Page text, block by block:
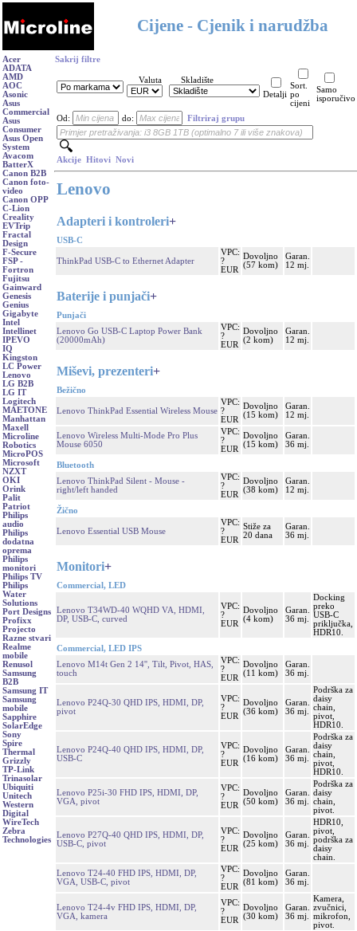
Cijene - Cjenik i narudžba
Acer
ADATA
AMD
AOC
Asonic
Asus
Commercial
Asus
Consumer
Asus Open
System
Avacom
BatterX
Canon B2B
Canon foto-
video
Canon OPP
C-Lion
Creality
EVTrip
Fractal
Design
F-Secure
FSP -
Fortron
Fujitsu
Gainward
Genesis
Genius
Gigabyte
Intel
Intellinet
IPEVO
IQ
Kingston
LC Power
Lenovo
LG B2B
LG IT
Logitech
MAETONE
Manhattan
Maxell
Microline
Robotics
MicroPOS
Microsoft
NZXT
OKI
Orink
Palit
Patriot
Philips
audio
Philips
dodatna
oprema
Philips
monitori
Philips TV
Philips
Water
Solutions
Port Designs
Profixx
Projecto
Razne stvari
Realme
mobile
Renusol
Samsung
B2B
Samsung IT
Samsung
mobile
Sapphire
SolarEdge
Sony
Spire
Thermal
Grizzly
TP-Link
Trinasolar
Ubiquiti
Unitech
Western
Digital
WireTech
Zebra
Technologies
Sakrij filtre
Valuta
Skladište
Detalji
Sort.
po
cijeni
Samo
isporučivo
Od: do: Filtriraj grupu
Akcije Hitovi Novi
Lenovo
Adapteri i kontroleri+
USB-C
ThinkPad USB-C to Ethernet Adapter
VPC:
?
EUR
Dovoljno
(57 kom)
Garan.
12 mj.
Baterije i punjači+
Punjači
Lenovo Go USB-C Laptop Power Bank
(20000mAh)
VPC:
?
EUR
Dovoljno
(2 kom)
Garan.
12 mj.
Miševi, prezenteri+
Bežično
Lenovo ThinkPad Essential Wireless Mouse
VPC:
?
EUR
Dovoljno
(15 kom)
Garan.
12 mj.
Lenovo Wireless Multi-Mode Pro Plus
Mouse 6050
VPC:
?
EUR
Dovoljno
(15 kom)
Garan.
36 mj.
Bluetooth
Lenovo ThinkPad Silent - Mouse -
right/left handed
VPC:
?
EUR
Dovoljno
(38 kom)
Garan.
12 mj.
Žično
Lenovo Essential USB Mouse
VPC:
?
EUR
Stiže za
20 dana
Garan.
36 mj.
Monitori+
Commercial, LED
Lenovo T34WD-40 WQHD VA, HDMI,
DP, USB-C, curved
VPC:
?
EUR
Dovoljno
(4 kom)
Garan.
36 mj.
Docking
preko
USB-C
priključka,
HDR10.
Commercial, LED IPS
Lenovo M14t Gen 2 14'', Tilt, Pivot, HAS,
touch
VPC:
?
EUR
Dovoljno
(11 kom)
Garan.
36 mj.
Lenovo P24Q-30 QHD IPS, HDMI, DP,
pivot
VPC:
?
EUR
Dovoljno
(36 kom)
Garan.
36 mj.
Podrška za
daisy
chain,
pivot,
HDR10.
Lenovo P24Q-40 QHD IPS, HDMI, DP,
USB-C
VPC:
?
EUR
Dovoljno
(16 kom)
Garan.
36 mj.
Podrška za
daisy
chain,
pivot,
HDR10.
Lenovo P25i-30 FHD IPS, HDMI, DP,
VGA, pivot
VPC:
?
EUR
Dovoljno
(50 kom)
Garan.
36 mj.
Podrška za
daisy
chain,
pivot.
Lenovo P27Q-40 QHD IPS, HDMI, DP,
USB-C, pivot
VPC:
?
EUR
Dovoljno
(25 kom)
Garan.
36 mj.
HDR10,
pivot,
podrška za
daisy
chain.
Lenovo T24-40 FHD IPS, HDMI, DP,
VGA, USB-C, pivot
VPC:
?
EUR
Dovoljno
(81 kom)
Garan.
36 mj.
Lenovo T24-4v FHD IPS, HDMI, DP,
VGA, kamera
VPC:
?
EUR
Dovoljno
(30 kom)
Garan.
36 mj.
Kamera,
zvučnici,
mikrofon,
pivot.